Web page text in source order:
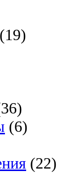
(19)
(6)
(22)